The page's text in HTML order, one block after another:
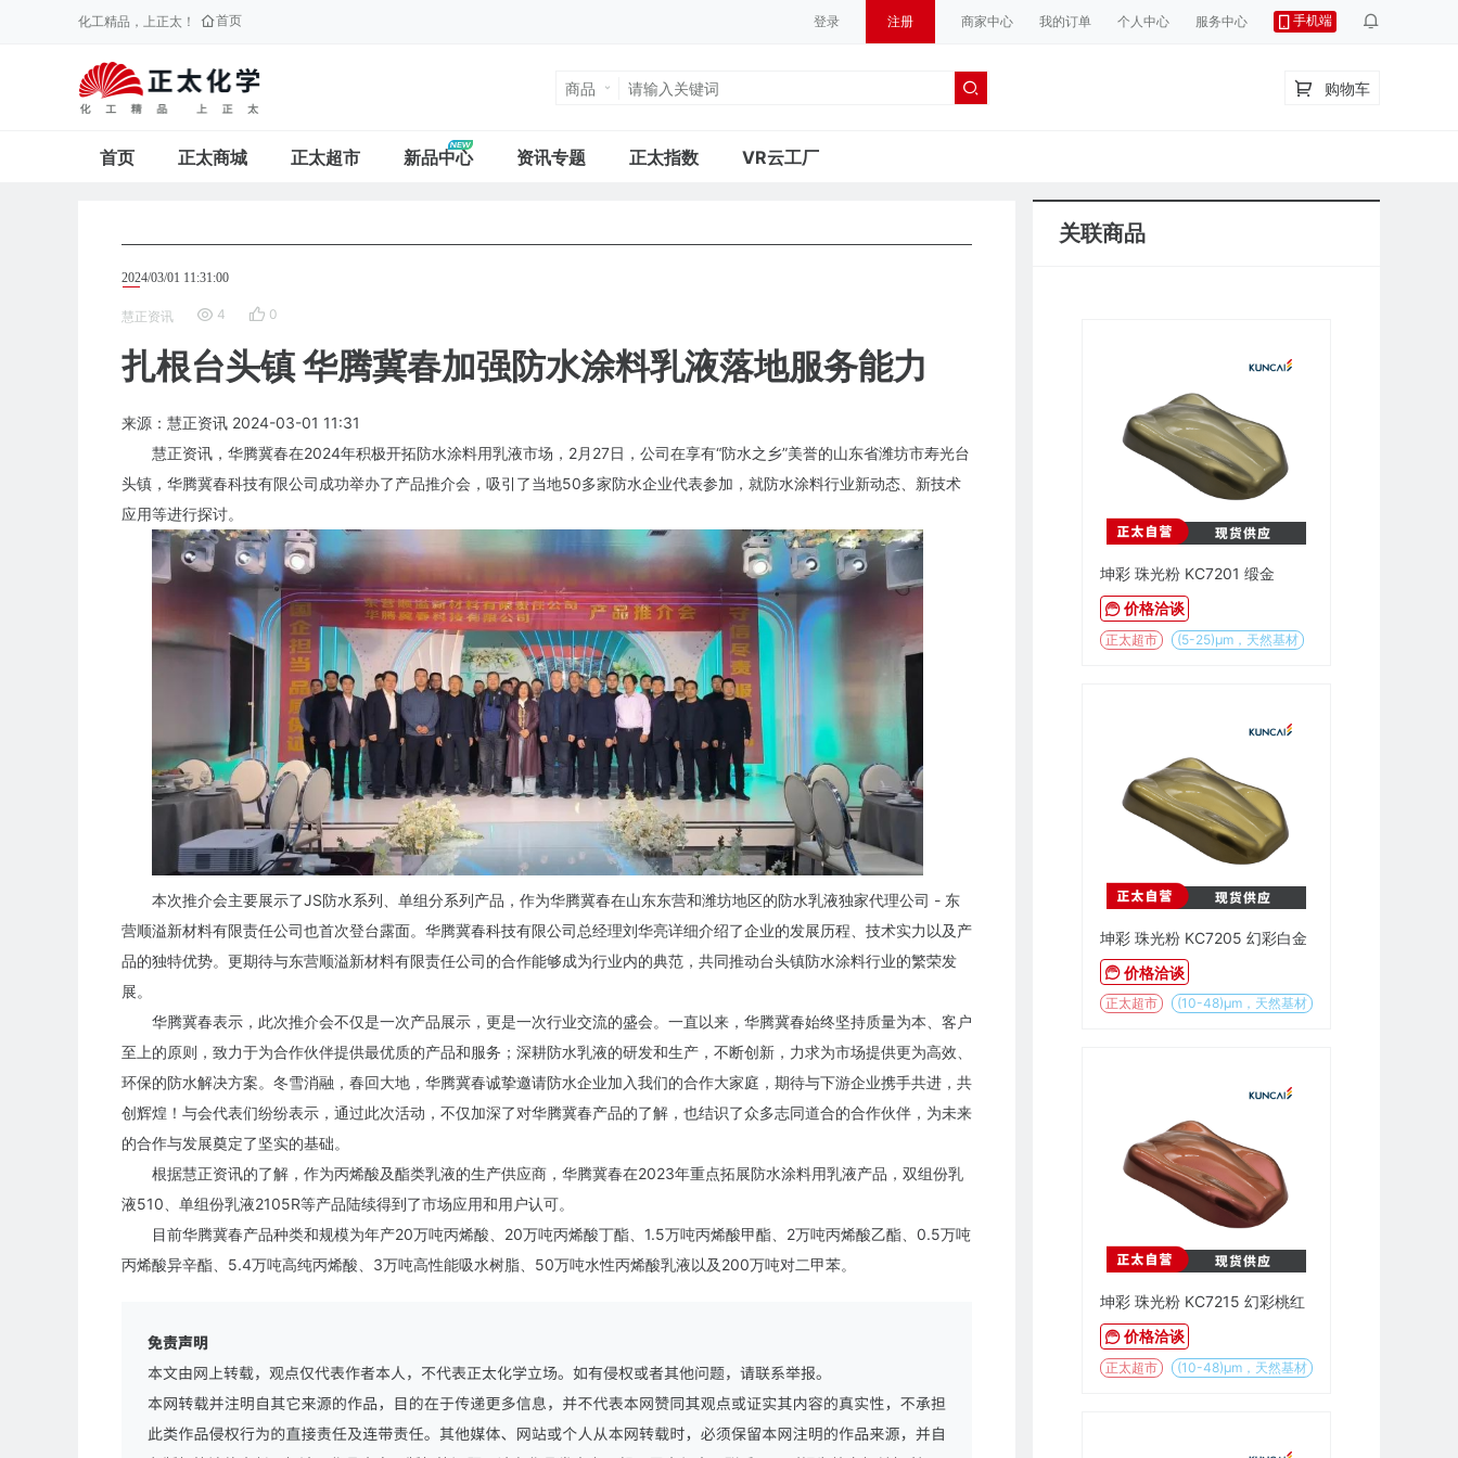
化工精品，上正太！ 首页 登录 注册 商家中心 我的订单 个人中心 服务中心 手机端
商品 购物车
首页 正太商城 正太超市 新品中心 资讯专题 正太指数 VR云工厂
2024/03/01 11:31:00
慧正资讯 4 0
扎根台头镇 华腾冀春加强防水涂料乳液落地服务能力
来源：慧正资讯 2024-03-01 11:31
慧正资讯，华腾冀春在2024年积极开拓防水涂料用乳液市场，2月27日，公司在享有“防水之乡”美誉的山东省潍坊市寿光台
头镇，华腾冀春科技有限公司成功举办了产品推介会，吸引了当地50多家防水企业代表参加，就防水涂料行业新动态、新技术
应用等进行探讨。
本次推介会主要展示了JS防水系列、单组分系列产品，作为华腾冀春在山东东营和潍坊地区的防水乳液独家代理公司 - 东
营顺溢新材料有限责任公司也首次登台露面。华腾冀春科技有限公司总经理刘华亮详细介绍了企业的发展历程、技术实力以及产
品的独特优势。更期待与东营顺溢新材料有限责任公司的合作能够成为行业内的典范，共同推动台头镇防水涂料行业的繁荣发
展。
华腾冀春表示，此次推介会不仅是一次产品展示，更是一次行业交流的盛会。一直以来，华腾冀春始终坚持质量为本、客户
至上的原则，致力于为合作伙伴提供最优质的产品和服务；深耕防水乳液的研发和生产，不断创新，力求为市场提供更为高效、
环保的防水解决方案。冬雪消融，春回大地，华腾冀春诚挚邀请防水企业加入我们的合作大家庭，期待与下游企业携手共进，共
创辉煌！与会代表们纷纷表示，通过此次活动，不仅加深了对华腾冀春产品的了解，也结识了众多志同道合的合作伙伴，为未来
的合作与发展奠定了坚实的基础。
根据慧正资讯的了解，作为丙烯酸及酯类乳液的生产供应商，华腾冀春在2023年重点拓展防水涂料用乳液产品，双组份乳
液510、单组份乳液2105R等产品陆续得到了市场应用和用户认可。
目前华腾冀春产品种类和规模为年产20万吨丙烯酸、20万吨丙烯酸丁酯、1.5万吨丙烯酸甲酯、2万吨丙烯酸乙酯、0.5万吨
丙烯酸异辛酯、5.4万吨高纯丙烯酸、3万吨高性能吸水树脂、50万吨水性丙烯酸乳液以及200万吨对二甲苯。
关联商品
坤彩 珠光粉 KC7201 缎金
价格洽谈
正太超市 (5-25)µm，天然基材
坤彩 珠光粉 KC7205 幻彩白金
价格洽谈
正太超市 (10-48)µm，天然基材
坤彩 珠光粉 KC7215 幻彩桃红
价格洽谈
正太超市 (10-48)µm，天然基材